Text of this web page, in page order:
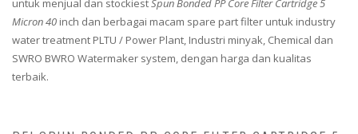
untuk menjual dan stockiestSpun Bonded PP Core Filter Cartridge 5
Micron 40 inch dan berbagai macam spare part filter untuk industry
water treatment PLTU / Power Plant, Industri minyak, Chemical dan
SWRO BWRO Watermaker system, dengan harga dan kualitas
terbaik.